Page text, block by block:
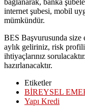
bağlanarak, banka
internet şubesi, mobil
mümkündür.
BES Başvurusunda size
aylık geliriniz, risk
ihtiyaçlarınız
hazırlanacaktır.
Etiketler
BİREYSEL
Yapı Kredi